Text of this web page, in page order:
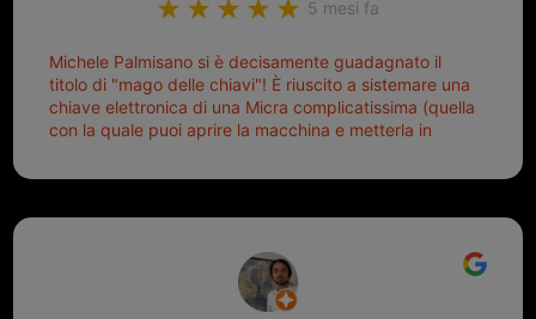
5 mesi fa
Michele Palmisano si è decisamente guadagnato il
titolo di "mago delle chiavi"! È riuscito a sistemare una
chiave elettronica di una Micra complicatissima (quella
con la quale puoi aprire la macchina e metterla in
pronta per la pattumiera... Avevo passato mesi con le
il coperchietto, la chiave era fissata con un filo di
che non ti staccasse la chiave dal blocchetto e
talvolta non faceva bene il contatto nel quadro e
bisognava armeggiare un po', praticamente entrare e